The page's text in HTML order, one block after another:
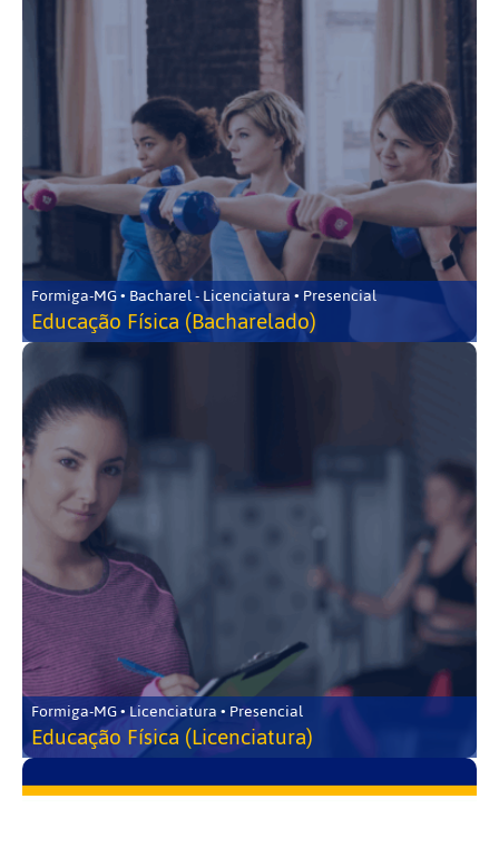
Formiga-MG • Bacharel - Licenciatura • Presencial
Educação Física (Bacharelado)
Formiga-MG • Licenciatura • Presencial
Educação Física (Licenciatura)